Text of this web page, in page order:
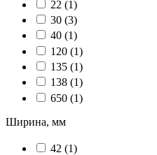
22 (1)
30 (3)
40 (1)
120 (1)
135 (1)
138 (1)
650 (1)
Ширина, мм
42 (1)